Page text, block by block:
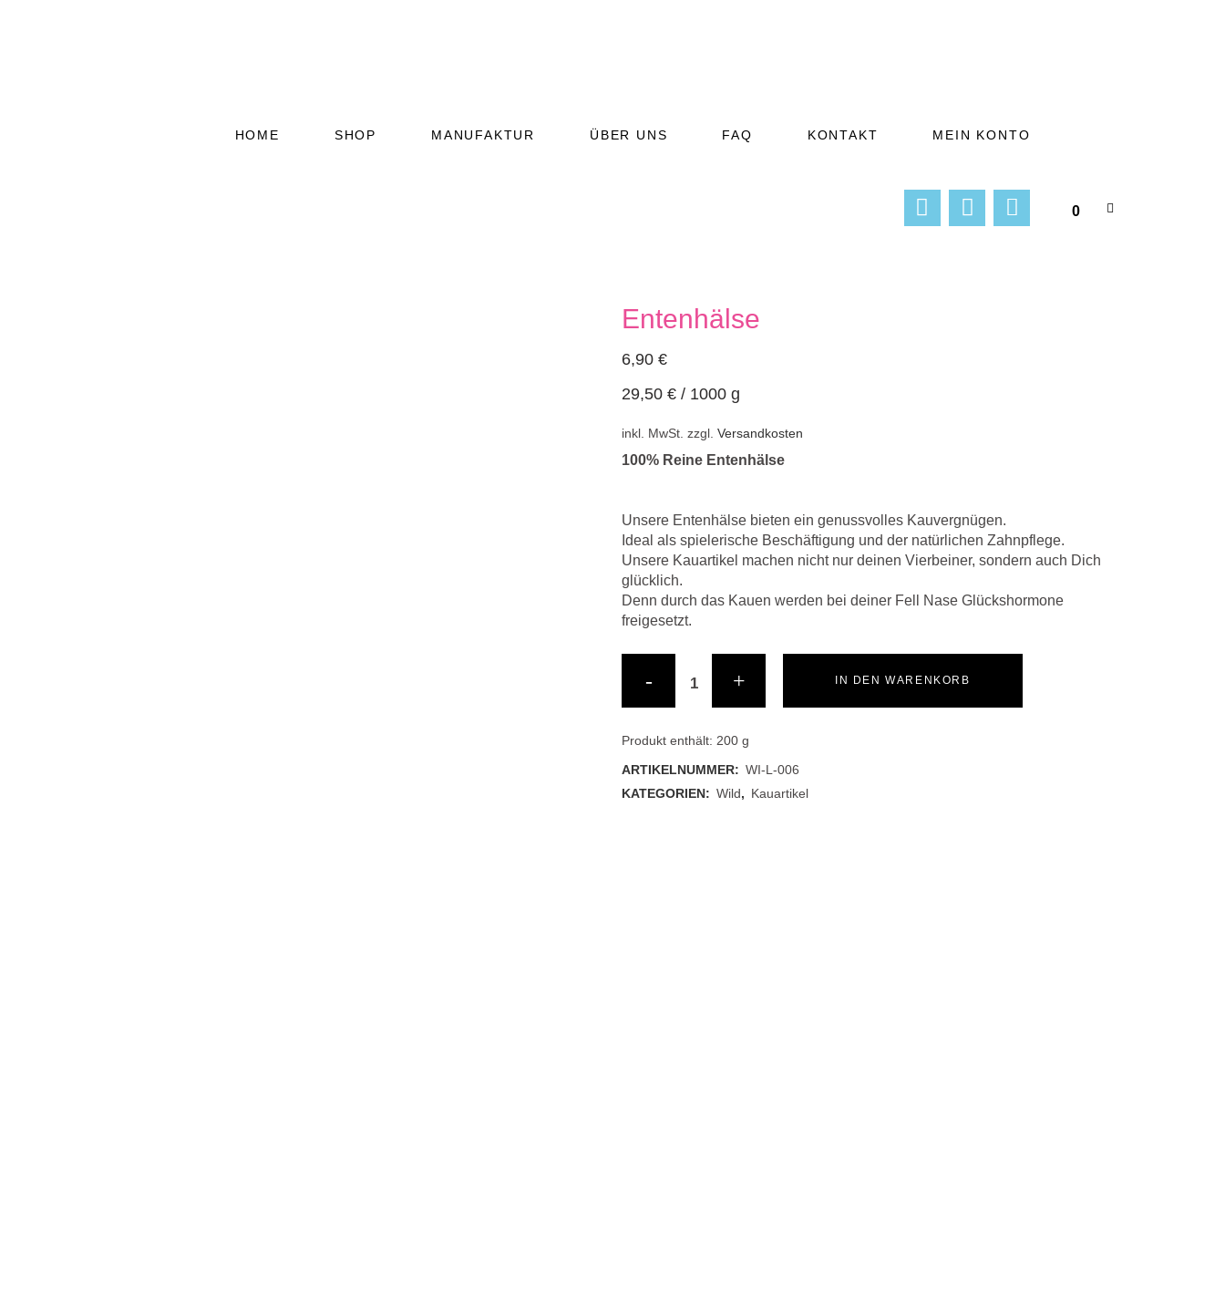
HOME SHOP MANUFAKTUR ÜBER UNS FAQ KONTAKT MEIN KONTO
0
Entenhälse
6,90 €
29,50 € / 1000 g
inkl. MwSt. zzgl. Versandkosten
100% Reine Entenhälse
Unsere Entenhälse bieten ein genussvolles Kauvergnügen.
Ideal als spielerische Beschäftigung und der natürlichen Zahnpflege.
Unsere Kauartikel machen nicht nur deinen Vierbeiner, sondern auch Dich
glücklich.
Denn durch das Kauen werden bei deiner Fell Nase Glückshormone
freigesetzt.
IN DEN WARENKORB
Produkt enthält: 200 g
ARTIKELNUMMER: WI-L-006
KATEGORIEN: Wild, Kauartikel